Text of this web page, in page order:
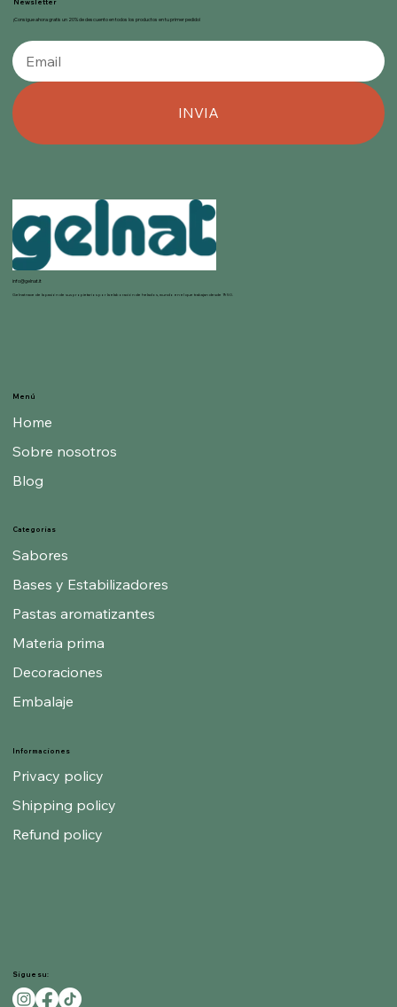
Newsletter
¡Consigue ahora gratis un 20% de descuento en todos los productos en tu primer pedido!
INVIA
info@gelnat.it
Gelnat nace de la pasión de sus propietarios por la elaboración de helados, mundo en el que trabajan desde 1950.
Informaciones
Privacy policy
Shipping policy
Refund policy
Categorías
Sabores
Bases y Estabilizadores
Pastas aromatizantes
Materia prima
Decoraciones
Embalaje
Menú
Home
Sobre nosotros
Blog
Sigue su: